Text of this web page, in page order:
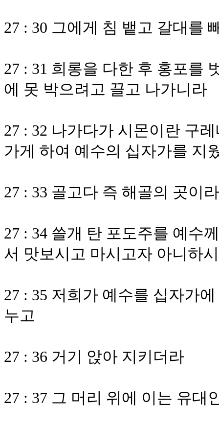
27 : 30 그에게 침 뱉고 갈대를
27 : 31 희롱을 다한 후 홍포를
에 못 박으려고 끌고 나가니라
27 : 32 나가다가 시몬이란 구
가게 하여 예수의 십자가를 지
27 : 33 골고다 즉 해골의 곳이
27 : 34 쓸개 탄 포도주를 예수
서 맛보시고 마시고자 아니하
27 : 35 저희가 예수를 십자가
누고
27 : 36 거기 앉아 지키더라
27 : 37 그 머리 위에 이는 유대